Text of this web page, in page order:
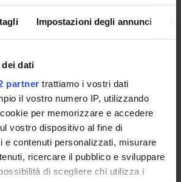
Impostazioni degli annunci
dei dati
partner trattiamo i vostri dati
il vostro numero IP, utilizzando
per memorizzare e accedere
vostro dispositivo al fine di
e contenuti personalizzati, misurare
ricercare il pubblico e sviluppare
di scegliere chi utilizza i